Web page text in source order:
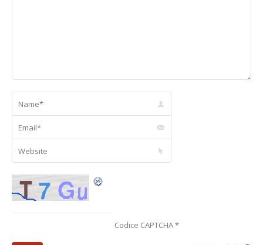
Codice CAPTCHA*